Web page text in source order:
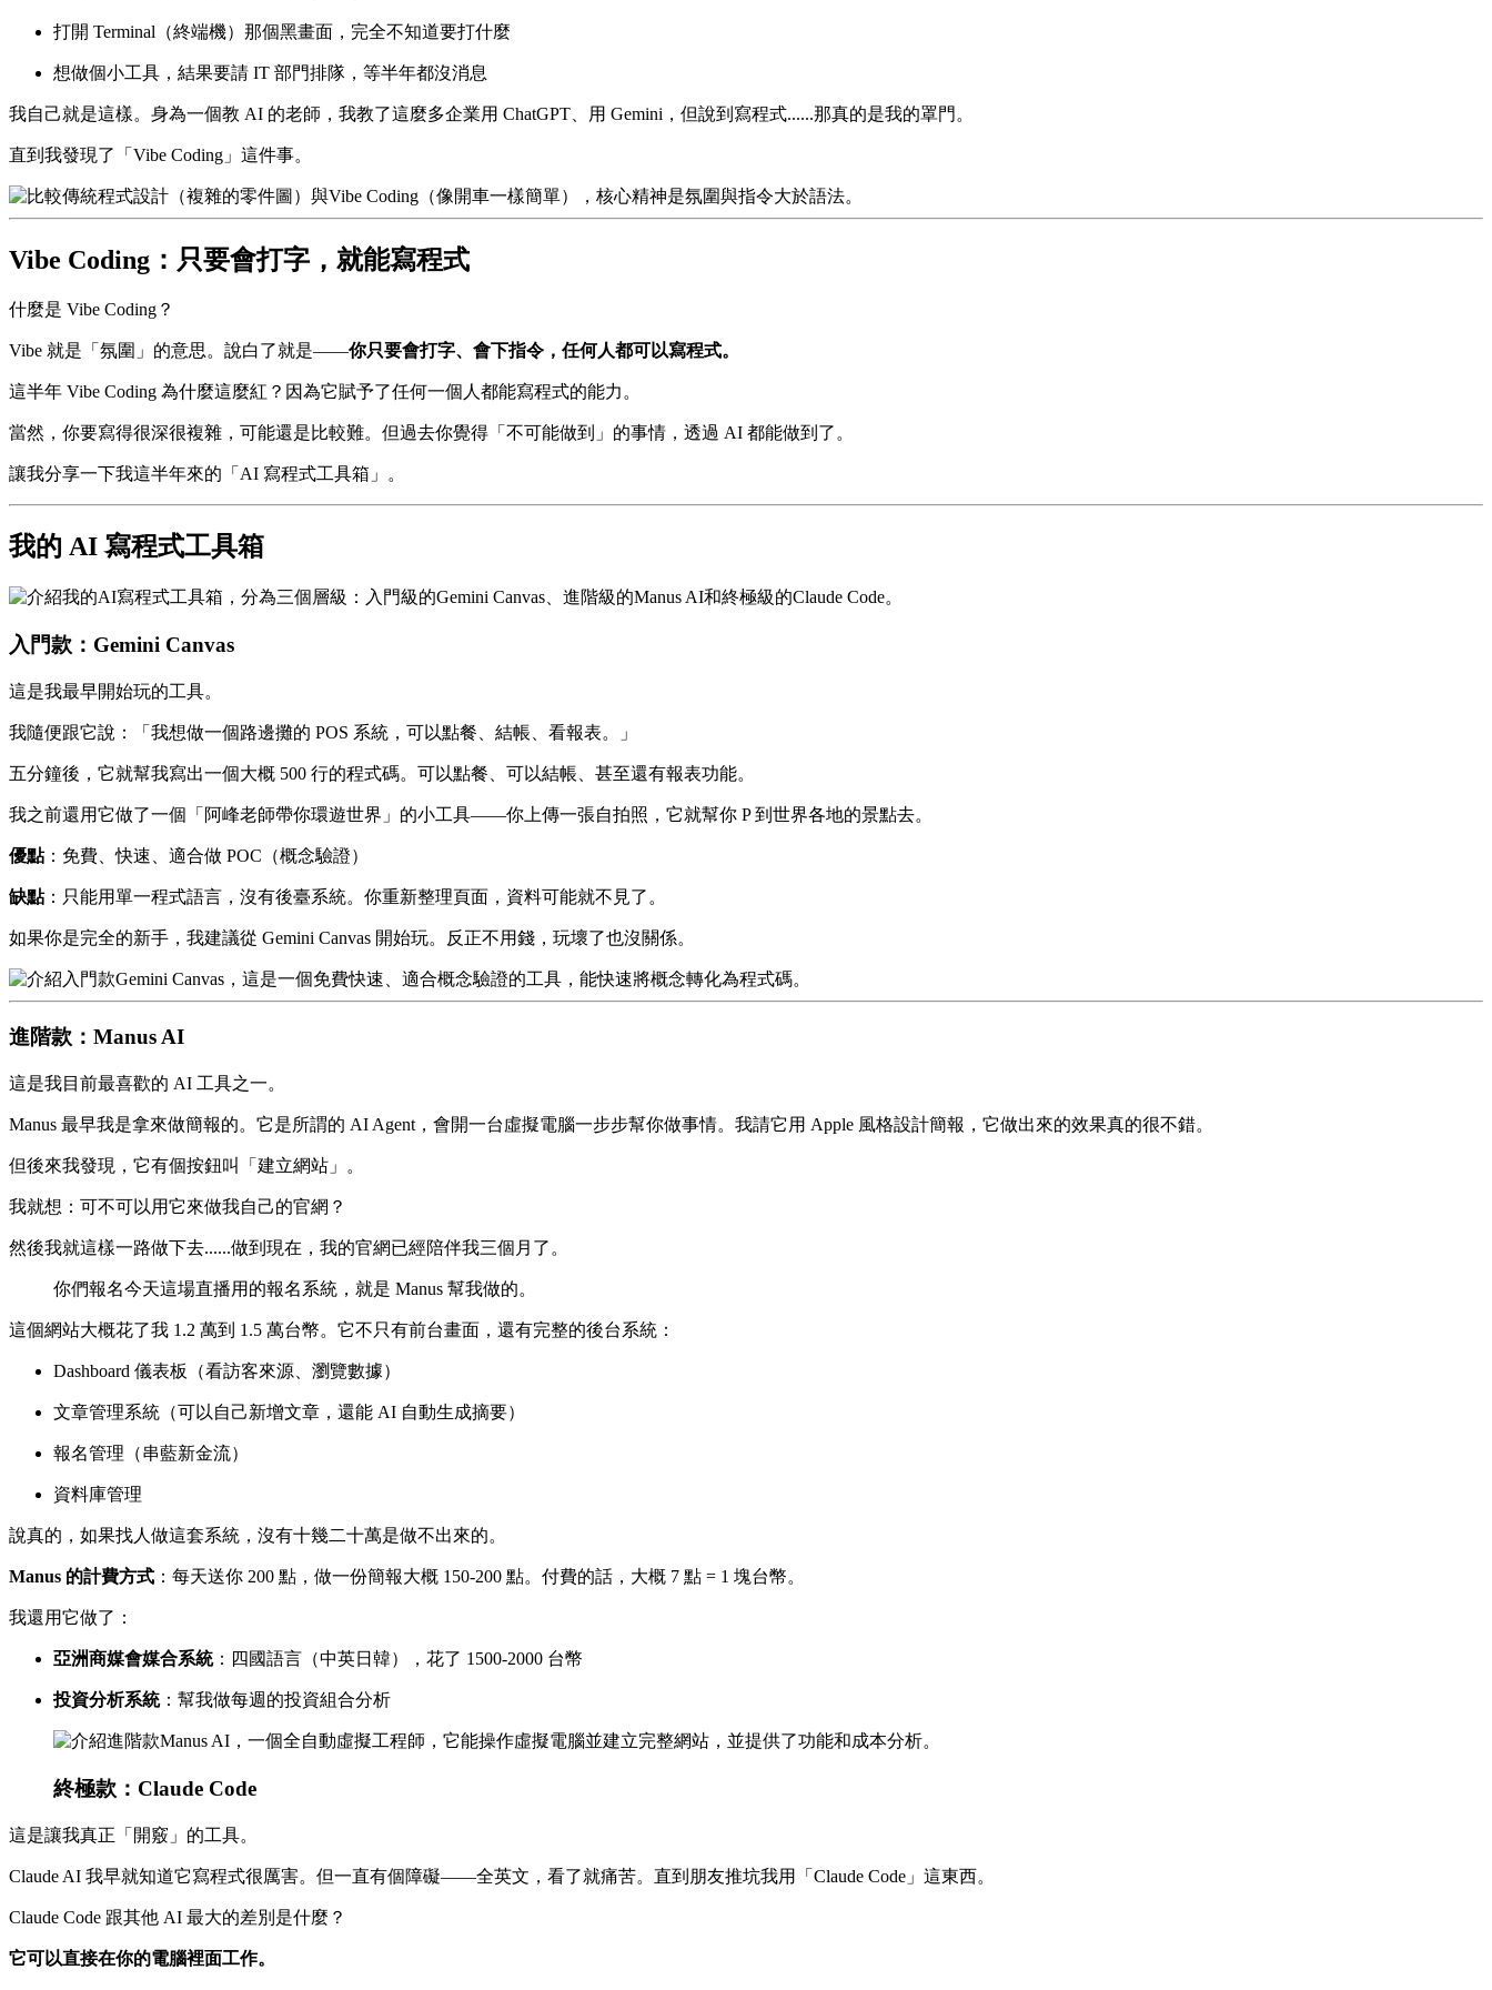
打開 Terminal（終端機）那個黑畫面，完全不知道要打什麼
想做個小工具，結果要請 IT 部門排隊，等半年都沒消息
我自己就是這樣。身為一個教 AI 的老師，我教了這麼多企業用 ChatGPT、用 Gemini，但說到寫程式......那真的是我的罩門。
直到我發現了「Vibe Coding」這件事。
Vibe Coding：只要會打字，就能寫程式
什麼是 Vibe Coding？
Vibe 就是「氛圍」的意思。說白了就是——你只要會打字、會下指令，任何人都可以寫程式。
這半年 Vibe Coding 為什麼這麼紅？因為它賦予了任何一個人都能寫程式的能力。
當然，你要寫得很深很複雜，可能還是比較難。但過去你覺得「不可能做到」的事情，透過 AI 都能做到了。
讓我分享一下我這半年來的「AI 寫程式工具箱」。
我的 AI 寫程式工具箱
入門款：Gemini Canvas
這是我最早開始玩的工具。
我隨便跟它說：「我想做一個路邊攤的 POS 系統，可以點餐、結帳、看報表。」
五分鐘後，它就幫我寫出一個大概 500 行的程式碼。可以點餐、可以結帳、甚至還有報表功能。
我之前還用它做了一個「阿峰老師帶你環遊世界」的小工具——你上傳一張自拍照，它就幫你 P 到世界各地的景點去。
優點：免費、快速、適合做 POC（概念驗證）
缺點：只能用單一程式語言，沒有後臺系統。你重新整理頁面，資料可能就不見了。
如果你是完全的新手，我建議從 Gemini Canvas 開始玩。反正不用錢，玩壞了也沒關係。
進階款：Manus AI
這是我目前最喜歡的 AI 工具之一。
Manus 最早我是拿來做簡報的。它是所謂的 AI Agent，會開一台虛擬電腦一步步幫你做事情。我請它用 Apple 風格設計簡報，它做出來的效果真的很不錯。
但後來我發現，它有個按鈕叫「建立網站」。
我就想：可不可以用它來做我自己的官網？
然後我就這樣一路做下去......做到現在，我的官網已經陪伴我三個月了。
你們報名今天這場直播用的報名系統，就是 Manus 幫我做的。
這個網站大概花了我 1.2 萬到 1.5 萬台幣。它不只有前台畫面，還有完整的後台系統：
Dashboard 儀表板（看訪客來源、瀏覽數據）
文章管理系統（可以自己新增文章，還能 AI 自動生成摘要）
報名管理（串藍新金流）
資料庫管理
說真的，如果找人做這套系統，沒有十幾二十萬是做不出來的。
Manus 的計費方式 ：每天送你 200 點，做一份簡報大概 150-200 點。付費的話，大概 7 點 = 1 塊台幣。
我還用它做了：
亞洲商媒會媒合系統：四國語言（中英日韓），花了 1500-2000 台幣
投資分析系統：幫我做每週的投資組合分析
終極款：Claude Code
這是讓我真正「開竅」的工具。
Claude AI 我早就知道它寫程式很厲害。但一直有個障礙——全英文，看了就痛苦。直到朋友推坑我用「Claude Code」這東西。
Claude Code 跟其他 AI 最大的差別是什麼？
它可以直接在你的電腦裡面工作。